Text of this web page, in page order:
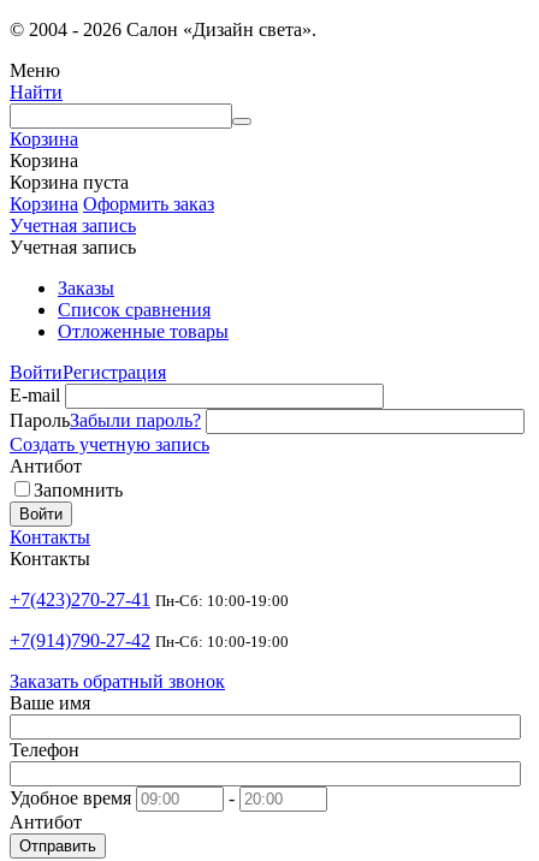
© 2004 - 2026 Салон «Дизайн света».
Меню
Найти
Корзина
Корзина
Корзина пуста
Корзина Оформить заказ
Учетная запись
Учетная запись
Заказы
Список сравнения
Отложенные товары
ВойтиРегистрация
E-mail
ПарольЗабыли пароль?
Создать учетную запись
Антибот
Запомнить
Войти
Контакты
Контакты
+7(423)270-27-41 Пн-Сб: 10:00-19:00
+7(914)790-27-42 Пн-Сб: 10:00-19:00
Заказать обратный звонок
Ваше имя
Телефон
Удобное время
-
Антибот
Отправить